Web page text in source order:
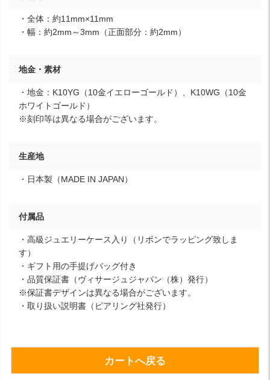
・全体：約11mm×11mm
・幅：約2mm～3mm（正面部分：約2mm）
地金・素材
・地金：K10YG（10金イエローゴールド）、K10WG（10金
ホワイトゴールド）
※刻印等は異なる場合がございます。
生産地
・日本製（MADE IN JAPAN）
付属品
・高級ジュエリーケース入り（リボンでラッピング致しま
す）
・ギフト用の手提げバッグ付き
・品質保証書（ヴィサージュジャパン（株）発行）
※保証書デザインは異なる場合がございます。
・取り扱い説明書（ピアリング社発行）
カートへ戻る